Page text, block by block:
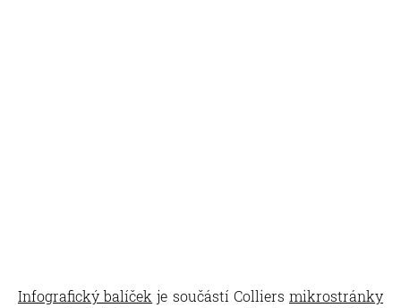
Infografický balíček je součástí Colliersmikrostránky